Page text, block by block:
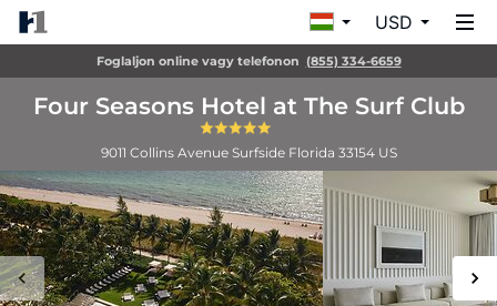
USD
Foglaljon online vagy telefonon (855) 334-6659
Four Seasons Hotel at The Surf Club
9011 Collins Avenue Surfside Florida 33154 US